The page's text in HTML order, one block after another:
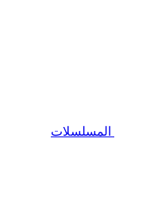
المسلسلات